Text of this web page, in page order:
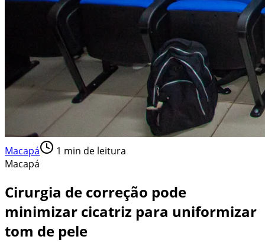
Macapá 1 min de leitura
Macapá
Cirurgia de correção pode
minimizar cicatriz para uniformizar
tom de pele